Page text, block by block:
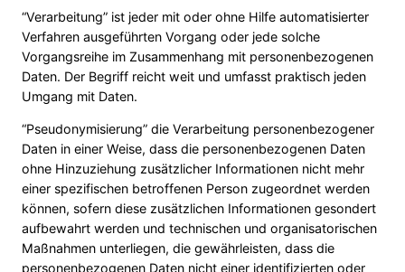
“Verarbeitung” ist jeder mit oder ohne Hilfe automatisierter
Verfahren ausgeführten Vorgang oder jede solche
Vorgangsreihe im Zusammenhang mit personenbezogenen
Daten. Der Begriff reicht weit und umfasst praktisch jeden
Umgang mit Daten.
“Pseudonymisierung” die Verarbeitung personenbezogener
Daten in einer Weise, dass die personenbezogenen Daten
ohne Hinzuziehung zusätzlicher Informationen nicht mehr
einer spezifischen betroffenen Person zugeordnet werden
können, sofern diese zusätzlichen Informationen gesondert
aufbewahrt werden und technischen und organisatorischen
Maßnahmen unterliegen, die gewährleisten, dass die
personenbezogenen Daten nicht einer identifizierten oder